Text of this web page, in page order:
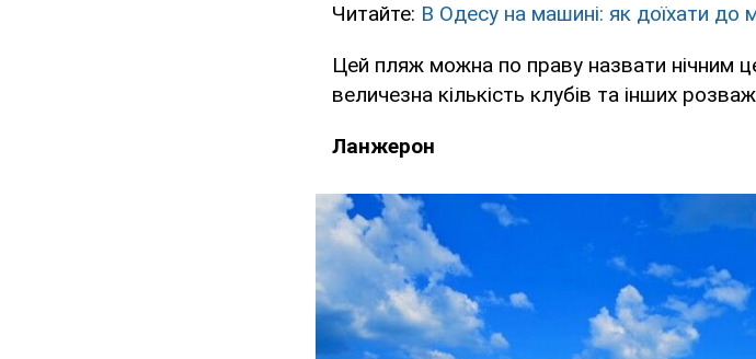
Читайте: В Одесу на машині: як доїхати до
Цей пляж можна по праву назвати нічним
величезна кількість клубів та інших
Ланжерон